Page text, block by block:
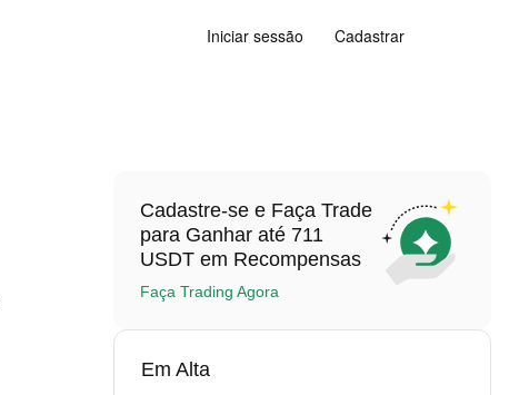
Iniciar sessão Cadastrar
Cadastre-se e Faça Trade
para Ganhar até 711
USDT em Recompensas
Faça Trading Agora
Em Alta